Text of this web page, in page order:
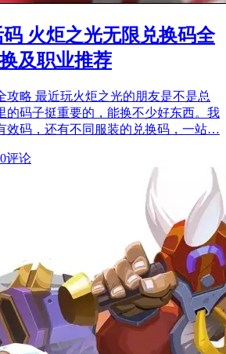
火炬之光无限兑换码全
及职业推荐
攻略 最近玩火炬之光的朋友是不是总
的码子挺重要的，能换不少好东西。我
效码，还有不同服装的兑换码，一站…
0评论